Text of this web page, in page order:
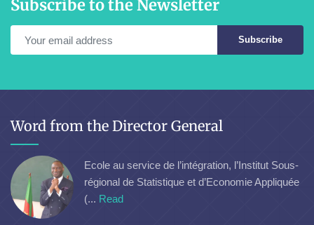
Subscribe to the Newsletter
Subscribe
Word from the Director General
Ecole au service de l’intégration, l’Institut Sous-
régional de Statistique et d’Economie Appliquée
(... Read